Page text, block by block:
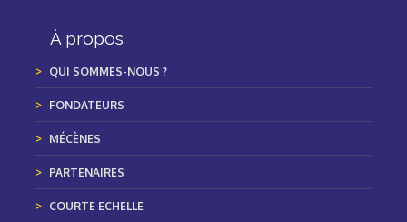
À propos
QUI SOMMES-NOUS ?
FONDATEURS
MÉCÈNES
PARTENAIRES
COURTE ECHELLE